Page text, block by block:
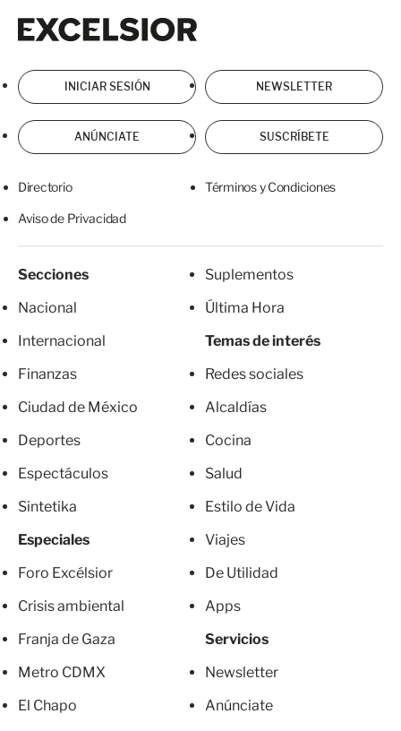
INICIAR SESIÓN NEWSLETTER
ANÚNCIATE SUSCRÍBETE
Directorio Términos y Condiciones
Aviso de Privacidad
Secciones
Nacional
Internacional
Finanzas
Ciudad de México
Deportes
Espectáculos
Sintetika
Especiales
Foro Excélsior
Crisis ambiental
Franja de Gaza
Metro CDMX
El Chapo
Suplementos
Última Hora
Temas de interés
Redes sociales
Alcaldías
Cocina
Salud
Estilo de Vida
Viajes
De Utilidad
Apps
Servicios
Newsletter
Anúnciate